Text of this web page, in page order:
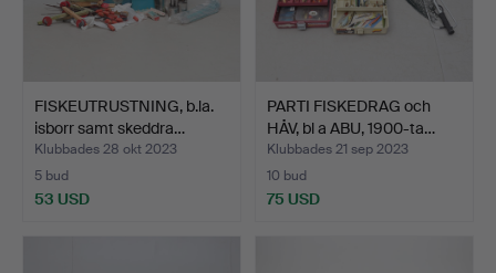
FISKEUTRUSTNING, b.la.
isborr samt skeddra…
Klubbades 28 okt 2023
5 bud
53 USD
PARTI FISKEDRAG och
HÅV, bl a ABU, 1900-ta…
Klubbades 21 sep 2023
10 bud
75 USD